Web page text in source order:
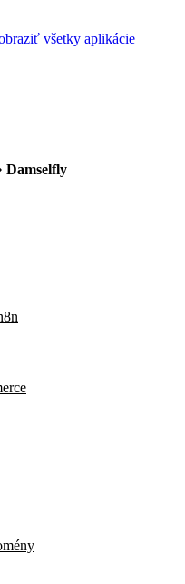
všetky aplikácie
Damselfly